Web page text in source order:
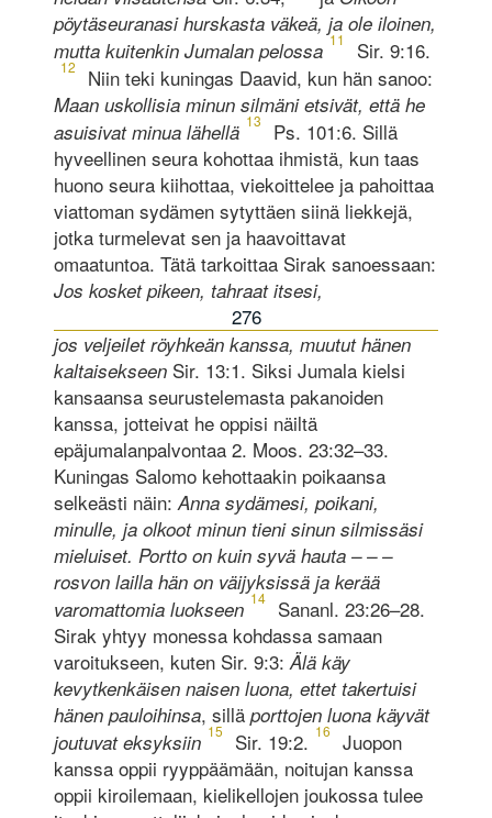
pöytäseuranasi hurskasta väkeä, ja ole iloinen,
mutta kuitenkin Jumalan pelossa 11 Sir. 9:16.
12 Niin teki kuningas Daavid, kun hän sanoo:
Maan uskollisia minun silmäni etsivät, että he
asuisivat minua lähellä 13
Ps. 101:6. Sillä
hyveellinen seura kohottaa ihmistä, kun taas
huono seura kiihottaa, viekoittelee ja pahoittaa
viattoman sydämen sytyttäen siinä liekkejä,
jotka turmelevat sen ja haavoittavat
omaatuntoa. Tätä tarkoittaa Sirak sanoessaan:
Jos kosket pikeen, tahraat itsesi,
276
jos veljeilet röyhkeän kanssa, muutut hänen
kaltaisekseenSir. 13:1. Siksi Jumala kielsi
kansaansa seurustelemasta pakanoiden
kanssa, jotteivat he oppisi näiltä
epäjumalanpalvontaa 2. Moos. 23:32–33.
Kuningas Salomo kehottaakin poikaansa
selkeästi näin: Anna sydämesi, poikani,
minulle, ja olkoot minun tieni sinun silmissäsi
mieluiset. Portto on kuin syvä hauta – – –
rosvon lailla hän on väijyksissä ja kerää
varomattomia luokseen 14
Sananl. 23:26–28.
Sirak yhtyy monessa kohdassa samaan
varoitukseen, kuten Sir. 9:3: Älä käy
kevytkenkäisen naisen luona, ettet takertuisi
hänen pauloihinsa, sillä porttojen luona käyvät
joutuvat eksyksiin 15 Sir. 19:2. 16
Juopon
kanssa oppii ryyppäämään, noitujan kanssa
oppii kiroilemaan, kielikellojen joukossa tulee